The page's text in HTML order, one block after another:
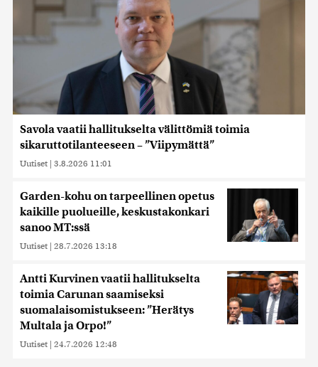
Savola vaatii hallitukselta välittömiä toimia
sikaruttotilanteeseen – ”Viipymättä”
Uutiset | 3.8.2026 11:01
Garden-kohu on tarpeellinen opetus
kaikille puolueille, keskustakonkari
sanoo MT:ssä
Uutiset | 28.7.2026 13:18
Antti Kurvinen vaatii hallitukselta
toimia Carunan saamiseksi
suomalaisomistukseen: ”Herätys
Multala ja Orpo!”
Uutiset | 24.7.2026 12:48